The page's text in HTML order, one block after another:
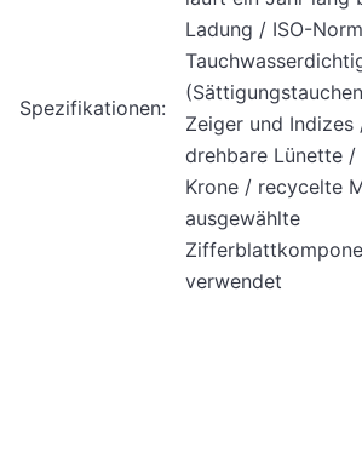
Spezifikationen:
Ladung / ISO-
Zeiger und Indizes
drehbare Lünette
Krone / recycelte
ausgewählte
verwendet